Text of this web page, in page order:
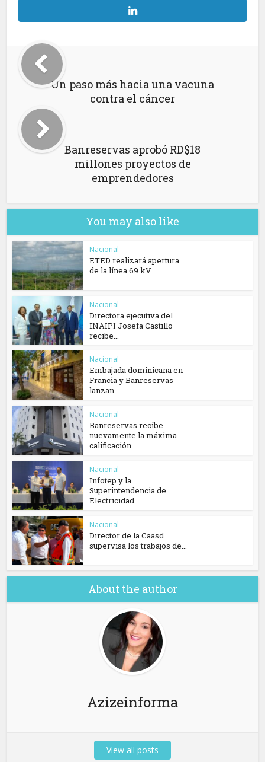
Un paso más hacia una vacuna
contra el cáncer
Banreservas aprobó RD$18
millones proyectos de
emprendedores
You may also like
Nacional
ETED realizará apertura
de la línea 69 kV...
Nacional
Directora ejecutiva del
INAIPI Josefa Castillo
recibe...
Nacional
Embajada dominicana en
Francia y Banreservas
lanzan...
Nacional
Banreservas recibe
nuevamente la máxima
calificación...
Nacional
Infotep y la
Superintendencia de
Electricidad...
Nacional
Director de la Caasd
supervisa los trabajos de...
About the author
Azizeinforma
View all posts